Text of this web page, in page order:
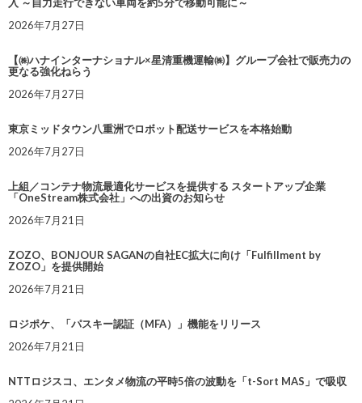
入 ～自力走行できない車両を約5分で移動可能に～
2026年7月27日
【㈱ハナインターナショナル×星清重機運輸㈱】グループ会社で販売力の
更なる強化ねらう
2026年7月27日
東京ミッドタウン八重洲でロボット配送サービスを本格始動
2026年7月27日
上組／コンテナ物流最適化サービスを提供する スタートアップ企業
「OneStream株式会社」への出資のお知らせ
2026年7月21日
ZOZO、BONJOUR SAGANの自社EC拡大に向け「Fulfillment by
ZOZO」を提供開始
2026年7月21日
ロジポケ、「パスキー認証（MFA）」機能をリリース
2026年7月21日
NTTロジスコ、エンタメ物流の平時5倍の波動を「t-Sort MAS」で吸収